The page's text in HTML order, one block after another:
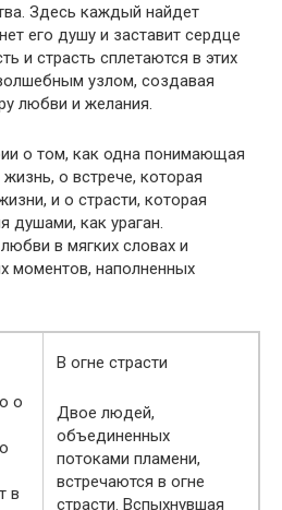
Здесь каждый найдет
его душу и заставит сердце
и страсть сплетаются в этих
узлом, создавая
любви и желания.
о том, как одна понимающая
о встрече, которая
и о страсти, которая
душами, как ураган.
в мягких словах и
моментов, наполненных
о
в
В огне страсти
Двое людей,
объединенных
потоками пламени,
встречаются в огне
страсти. Вспыхнувшая